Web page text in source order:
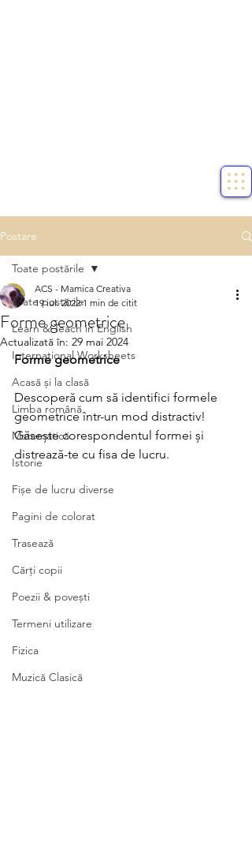
Postare
Toate postările
Learn & Teach in English
International Worksheets
Acasă și la clasă
Limba română
Matematică
Istorie
Fișe de lucru diverse
Pagini de colorat
Trasează
Cărți copii
Poezii & povești
Termeni utilizare
Fizica
Muzică Clasică
Toate postările
Forme geometrice
ACS - Mamica Creativa
19 iul. 2022 1 min de citit
Actualizată în: 29 mai 2024
Forme geometrice
Descoperă cum să identifici formele
geometrice într-un mod distractiv!
Găsește corespondentul formei și
distrează-te cu fisa de lucru.